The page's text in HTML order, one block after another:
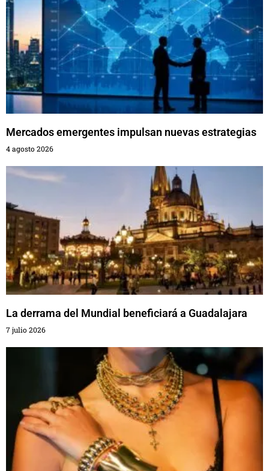
Mercados emergentes impulsan nuevas estrategias
4 agosto 2026
La derrama del Mundial beneficiará a Guadalajara
7 julio 2026